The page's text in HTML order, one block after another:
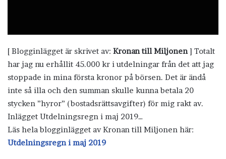
[ Blogginlägget är skrivet av: Kronan till Miljonen] Totalt
har jag nu erhållit 45.000 kr i utdelningar från det att jag
stoppade in mina första kronor på börsen. Det är ändå
inte så illa och den summan skulle kunna betala 20
stycken ”hyror” (bostadsrättsavgifter) för mig rakt av.
Inlägget Utdelningsregn i maj 2019…
Läs hela blogginlägget av Kronan till Miljonen här:
Utdelningsregn i maj 2019